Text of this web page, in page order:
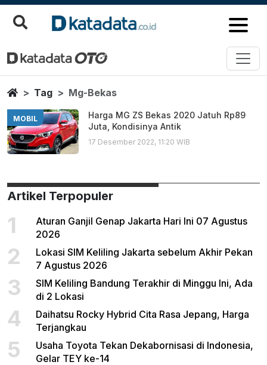
Mg Bekas
Berita Terbaru
HomeTag Mg-Bekas
MOBIL
Harga MG ZS Bekas 2020 Jatuh Rp89
Juta, Kondisinya Antik
17 Desember 2022, 11:20 WIB
Artikel Terpopuler
1
Aturan Ganjil Genap Jakarta Hari Ini 07 Agustus
2026
2
Lokasi SIM Keliling Jakarta sebelum Akhir Pekan
7 Agustus 2026
3
SIM Keliling Bandung Terakhir di Minggu Ini, Ada
di 2 Lokasi
4
Daihatsu Rocky Hybrid Cita Rasa Jepang, Harga
Terjangkau
5
Usaha Toyota Tekan Dekabornisasi di Indonesia,
Gelar TEY ke-14